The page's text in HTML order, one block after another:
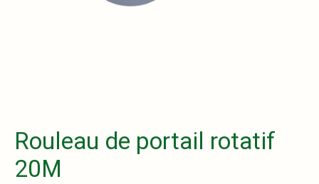
Rouleau de portail rotatif
20M